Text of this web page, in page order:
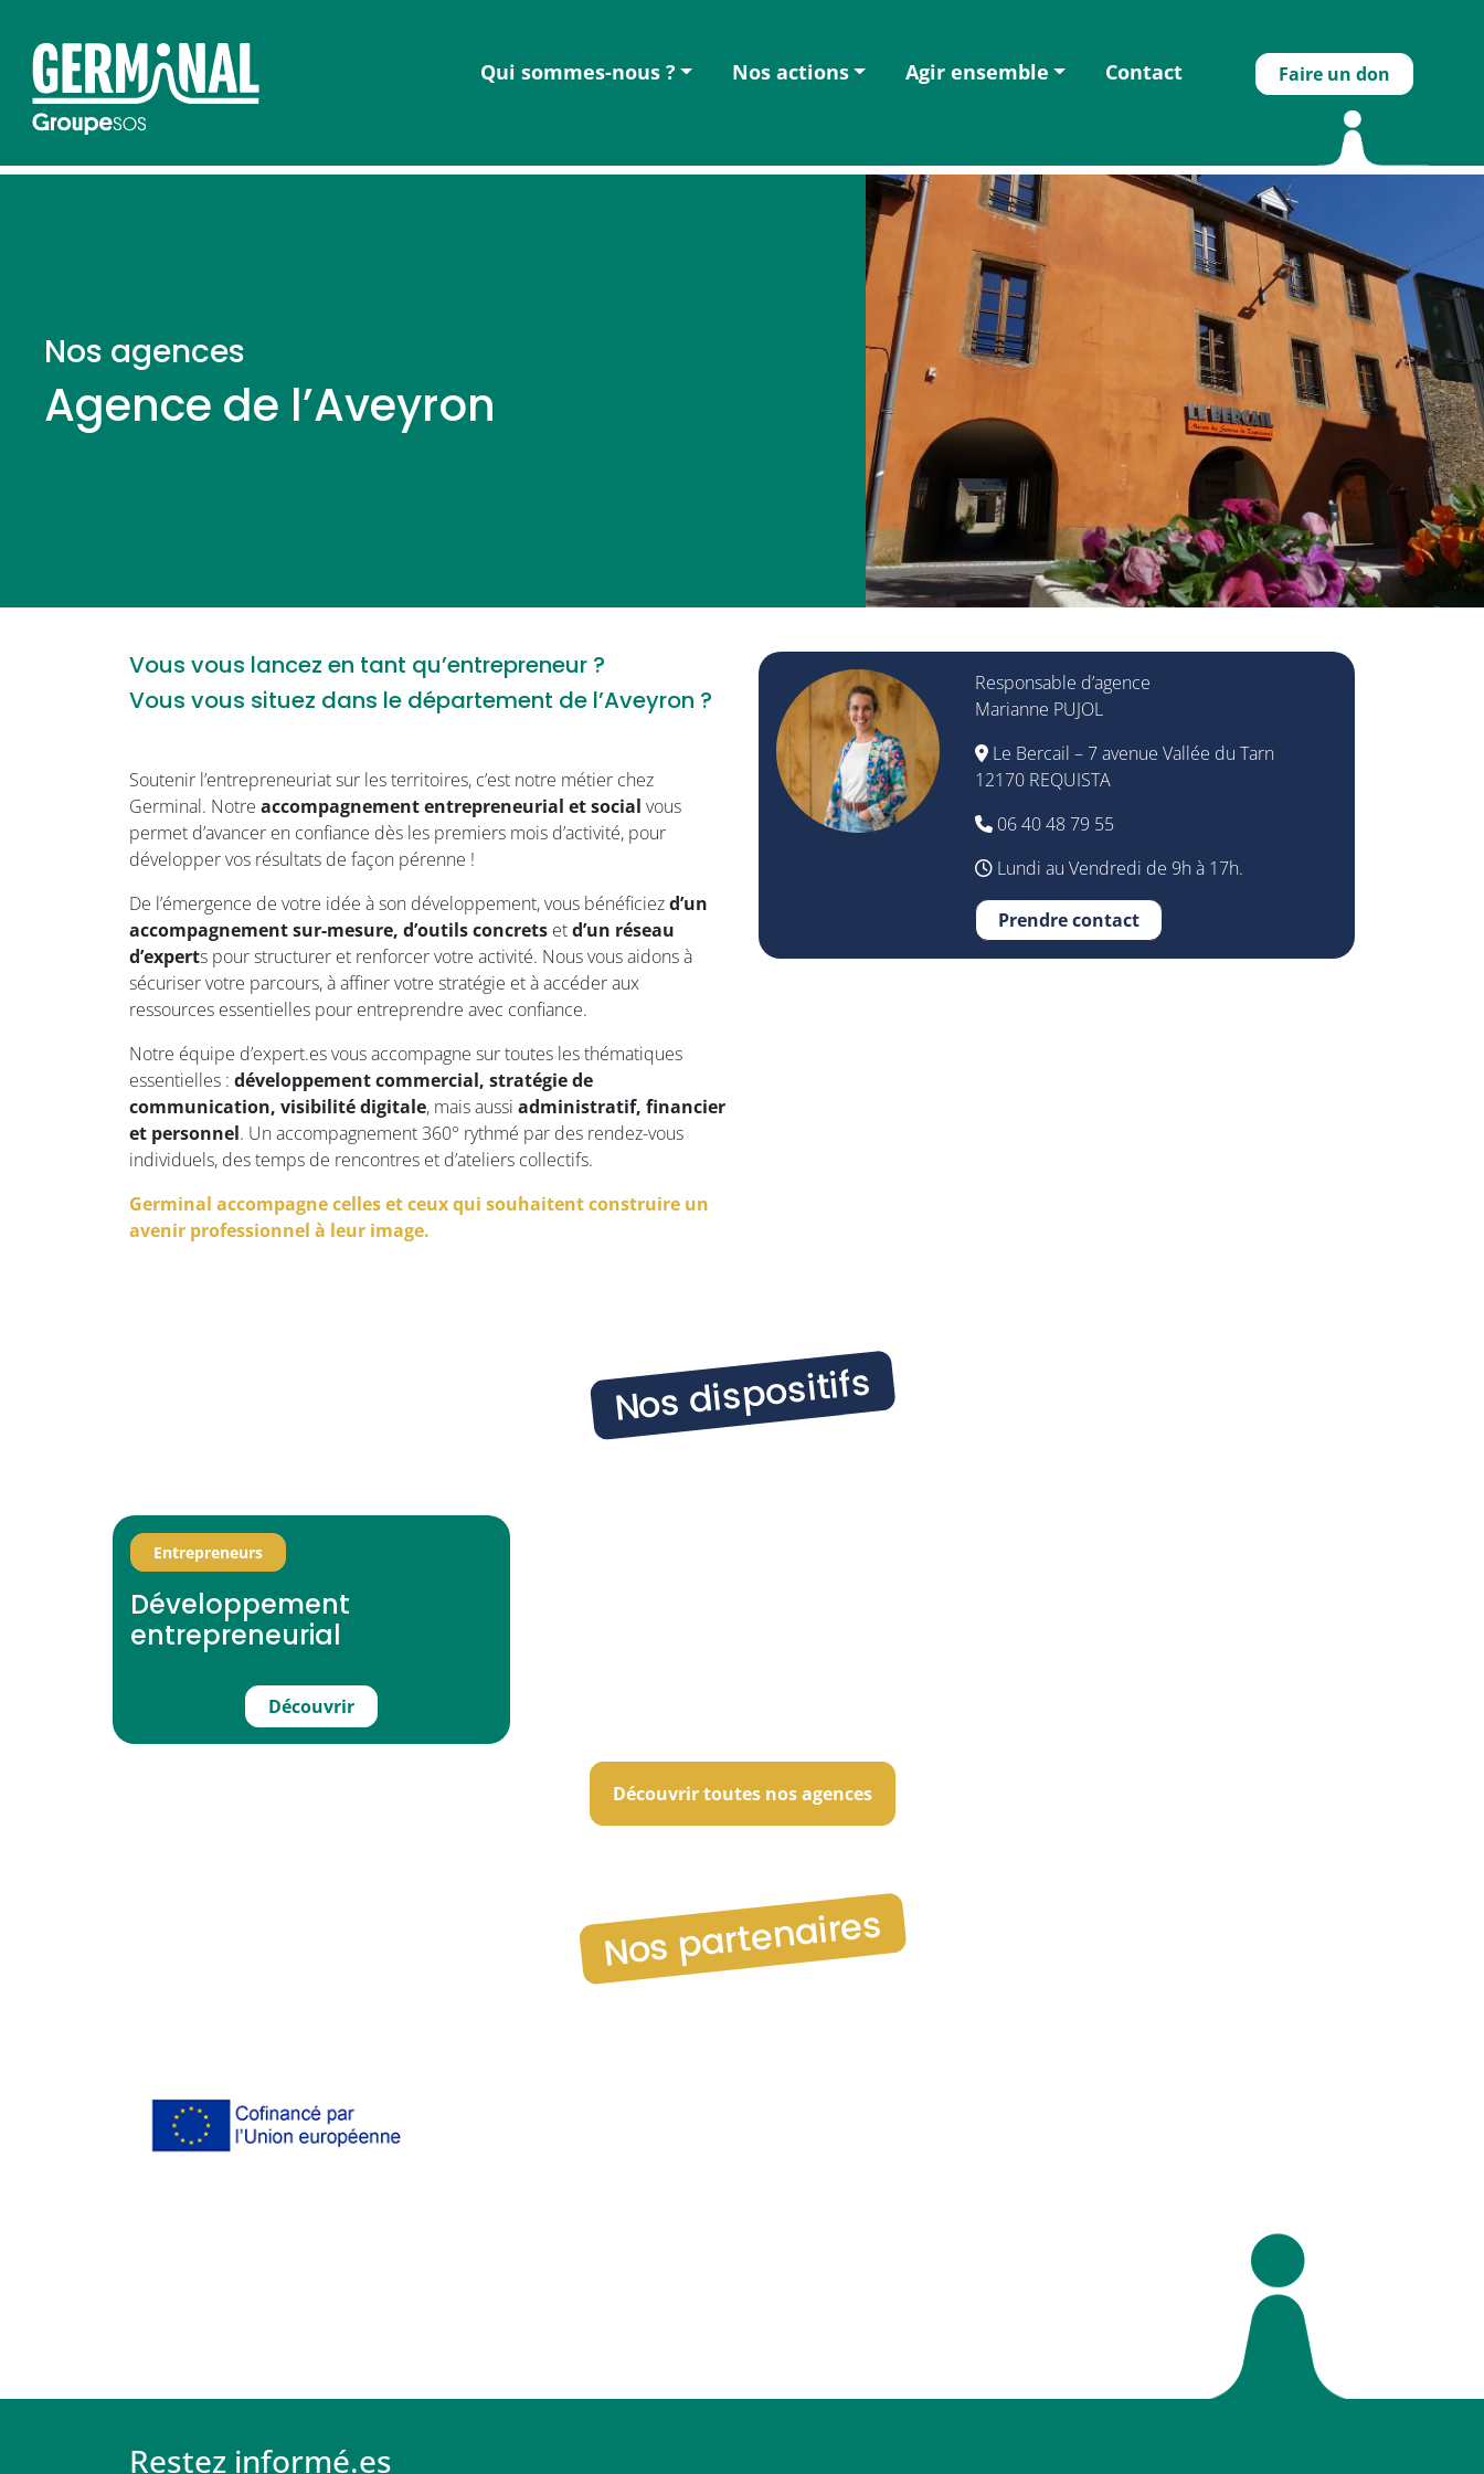
Qui sommes-nous ? Nos actions Agir ensemble Contact Faire un don
Nos agences
Agence de l’Aveyron
Vous vous lancez en tant qu’entrepreneur ?
Vous vous situez dans le département de l’Aveyron ?
Soutenir l’entrepreneuriat sur les territoires, c’est notre métier chez
Germinal. Notre accompagnement entrepreneurial et social vous
permet d’avancer en confiance dès les premiers mois d’activité, pour
développer vos résultats de façon pérenne !
De l’émergence de votre idée à son développement, vous bénéficiezd’un
accompagnement sur-mesure, d’outils concrets etd’un réseau
d’experts pour structurer et renforcer votre activité. Nous vous aidons à
sécuriser votre parcours, à affiner votre stratégie et à accéder aux
ressources essentielles pour entreprendre avec confiance.
Notre équipe d’expert.es vous accompagne sur toutes les thématiques
essentielles : développement commercial, stratégie de
communication, visibilité digitale, mais aussi administratif, financier
et personnel. Un accompagnement 360° rythmé par des rendez-vous
individuels, des temps de rencontres et d’ateliers collectifs.
Germinal accompagne celles et ceux qui souhaitent construire un
avenir professionnel à leur image.
Responsable d’agence
Marianne PUJOL
Le Bercail – 7 avenue Vallée du Tarn
12170 REQUISTA
06 40 48 79 55
Lundi au Vendredi de 9h à 17h.
Prendre contact
Nos dispositifs
Entrepreneurs
Développement
entrepreneurial
Découvrir
Découvrir toutes nos agences
Nos partenaires
Restez informé.es